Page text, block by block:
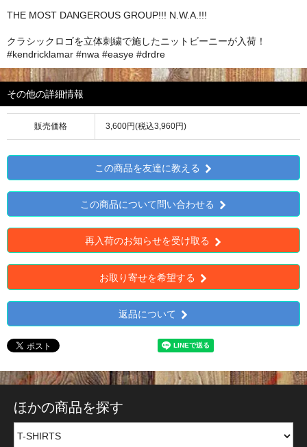
THE MOST DANGEROUS GROUP!!! N.W.A.!!!
クラシックロゴを立体刺繍で施したニットビーニーが入荷！
#kendricklamar #nwa #easye #drdre
その他の詳細情報
販売価格 3,600円(税込3,960円)
この商品を友達に教える
この商品について問い合わせる
再入荷のお知らせを受け取る
お取り寄せを希望する
返品について
ほかの商品を探す